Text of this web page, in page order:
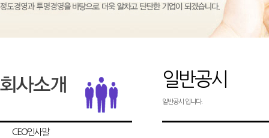
CEO인사말
일반공시
일반공시 입니다.